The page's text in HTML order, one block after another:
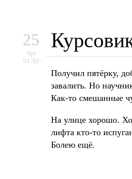
25
Apr
01:50
Получил пятёрку,
завалить. Но
Как-то смешанные
На улице хорошо.
лифта кто-то
Болею ещё.